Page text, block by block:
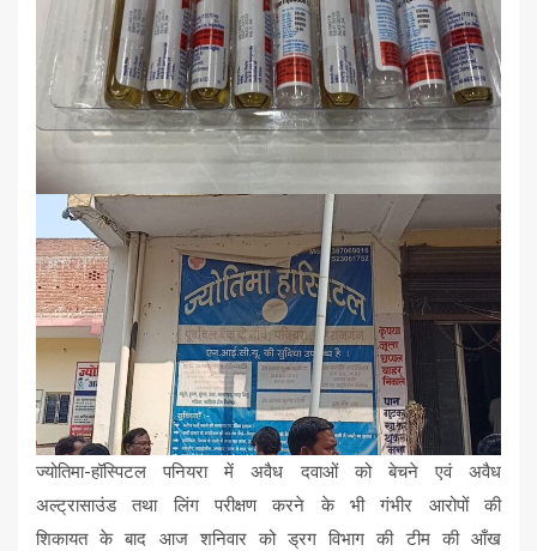
ज्योतिमा-हॉस्पिटल पनियरा में अवैध दवाओं को बेचने एवं अवैध
अल्ट्रासाउंड तथा लिंग परीक्षण करने के भी गंभीर आरोपों की
शिकायत के बाद आज शनिवार को ड्रग विभाग की टीम की आँख